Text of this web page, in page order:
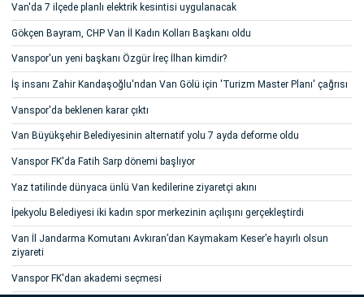
Van'da 7 ilçede planlı elektrik kesintisi uygulanacak
Gökçen Bayram, CHP Van İl Kadın Kolları Başkanı oldu
Vanspor'un yeni başkanı Özgür İreç İlhan kimdir?
İş insanı Zahir Kandaşoğlu'ndan Van Gölü için 'Turizm Master Planı' çağrısı
Vanspor'da beklenen karar çıktı
Van Büyükşehir Belediyesinin alternatif yolu 7 ayda deforme oldu
Vanspor FK'da Fatih Sarp dönemi başlıyor
Yaz tatilinde dünyaca ünlü Van kedilerine ziyaretçi akını
İpekyolu Belediyesi iki kadın spor merkezinin açılışını gerçekleştirdi
Van İl Jandarma Komutanı Avkıran’dan Kaymakam Keser’e hayırlı olsun
ziyareti
Vanspor FK'dan akademi seçmesi